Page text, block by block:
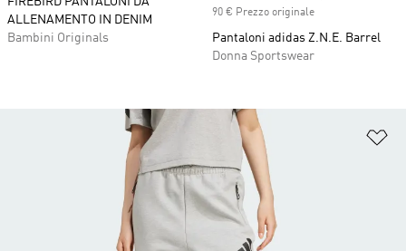
ALLENAMENTO IN DENIM
Bambini Originals
90 € Prezzo originale
Pantaloni adidas Z.N.E. Barrel
Donna Sportswear